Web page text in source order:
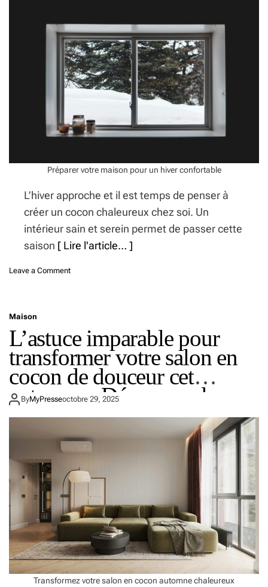
Préparer votre maison pour un hiver confortable
L’hiver approche et il est temps de penser à
créer un cocon chaleureux chez soi. Un
intérieur sain et serein permet de passer cette
saison [ Lire l'article… ]
Leave a Commento
a
r
e
r
a
i
n
p
u
r
’
h
v
Maison
L’astuce imparable pour
transformer votre salon en
cocon de douceur cet
automne : Découvrez le
hygge
ByMyPresseoctobre 29, 2025
Transformez votre salon en cocon automne chaleureux